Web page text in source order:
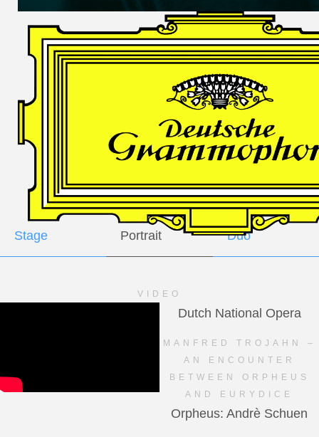
Andrè Schuen,
Baritone
Daniel Heide,
Piano
GALLERY
Stage Portrait Duo
VIDEO
Dutch National Opera
MANFRED TROJAHN –
AN ENCOUNTER
BETWEEN ORPHEUS
AND EURYDICE
Orpheus: Andrè Schuen